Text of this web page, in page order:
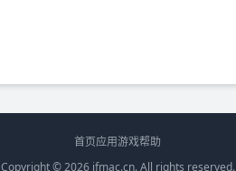
首页应用游戏帮助
Copyright © 2026 ifmac.cn. All rights reserved.